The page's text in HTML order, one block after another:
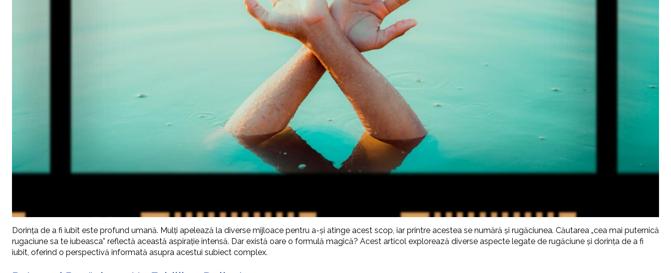
Dorința de a fi iubit este profund umană. Mulți apelează la diverse mijloace pentru a-și atinge acest scop, iar printre acestea se numără și rugăciunea. Căutarea „cea mai puternică
rugaciune sa te iubeasca” reflectă această aspirație intensă. Dar există oare o formulă magică? Acest articol explorează diverse aspecte legate de rugăciune și dorința de a fi
iubit, oferind o perspectivă informată asupra acestui subiect complex.